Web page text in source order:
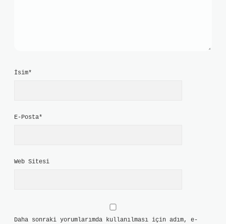
İsim*
E-Posta*
Web Sitesi
Daha sonraki yorumlarımda kullanılması için adım, e-